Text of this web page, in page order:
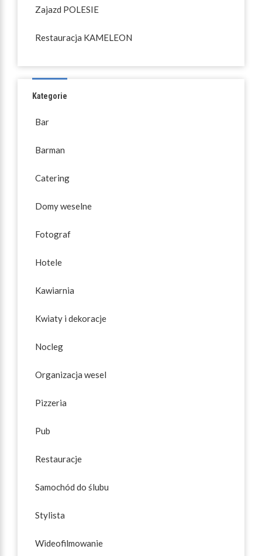
Zajazd POLESIE
Restauracja KAMELEON
Kategorie
Bar
Barman
Catering
Domy weselne
Fotograf
Hotele
Kawiarnia
Kwiaty i dekoracje
Nocleg
Organizacja wesel
Pizzeria
Pub
Restauracje
Samochód do ślubu
Stylista
Wideofilmowanie